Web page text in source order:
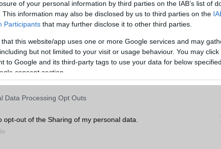
of your personal information by third parties on the IAB’s list of
This information may also be disclosed by us to third parties on the
Participants that may further disclose it to other third parties.
that this website/app uses one or more Google services and may
but not limited to your visit or usage behaviour. You may
to Google and its third-party tags to use your data for below
consent section.
Data Processing Opt Outs
opt-out of the Sharing of my personal data.
előtt érdemes átgondolni, hogy mire is használnánk a készüléket. Ha
akkor például fontos lehet a nagy kijelző és a hosszú akkumulátor-
érdekel, hogy a legújabb és legjobb kamerával rendelkező készüléket szeretnéd,
amikor két mobiltelefont hasonlítunk össze, az ár. A mobiltelefonok széles
fontos, hogy az árakat összehasonlítsuk, és kiválasszuk a legjobb értéket
figyelembe kell vennünk a készülék belső hardverét, amely befolyásolja a
az egyik legfontosabb tényező, amikor egy mobiltelefont választunk. Az
azok számára, akik sokat utaznak, vagy sok időt töltenek el útközben. Az
és az energiatakarékos funkcióknak köszönhetően egyes készülékek